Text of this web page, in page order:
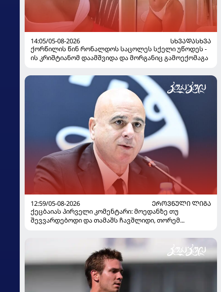
14:05/05-08-2026
ᲡᲮᲕᲐᲓᲐᲡᲮᲕᲐ
ქორწილის წინ რონალდოს საცოლეს სქელი უწოდეს -
ის კრიშტიანომ დაამშვიდა და მორგანიც გამოექომაგა
12:59/05-08-2026
ᲔᲠᲝᲕᲜᲣᲚᲘ ᲚᲘᲒᲐ
ქეცბაიას პირველი კომენტარი: მოედანზე თუ
შევვარდებოდი და თამაშს ჩავშლიდი, თორემ...